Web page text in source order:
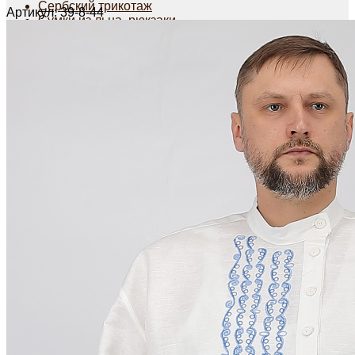
Сербский трикотаж
Сумки из льна, рюкзаки....
Сумочки на шею | сумка для телефона...
Салфетки из льна
Декоративные салфетки | народный стиль
Салфетки из льна в наборах
Постельное белье из льна и хлопка
Постельное белье из льна с вышивкой
Постельное белье из хлопка с вышивкой
Мешочки лен хлопок
Артикул:39-8-44